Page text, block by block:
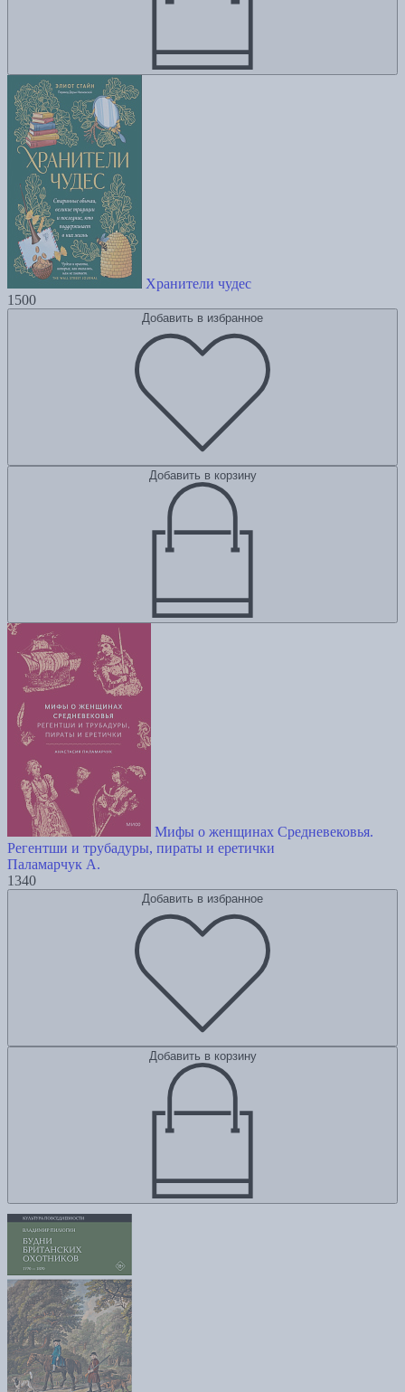
Хранители чудес
1500
Добавить в избранное
Добавить в корзину
Мифы о женщинах Средневековья.
Регентши и трубадуры, пираты и еретички
Паламарчук А.
1340
Добавить в избранное
Добавить в корзину